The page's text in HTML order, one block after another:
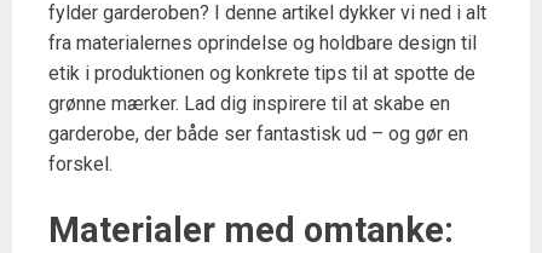
fylder garderoben? I denne artikel dykker vi ned i alt
fra materialernes oprindelse og holdbare design til
etik i produktionen og konkrete tips til at spotte de
grønne mærker. Lad dig inspirere til at skabe en
garderobe, der både ser fantastisk ud – og gør en
forskel.
Materialer med omtanke: